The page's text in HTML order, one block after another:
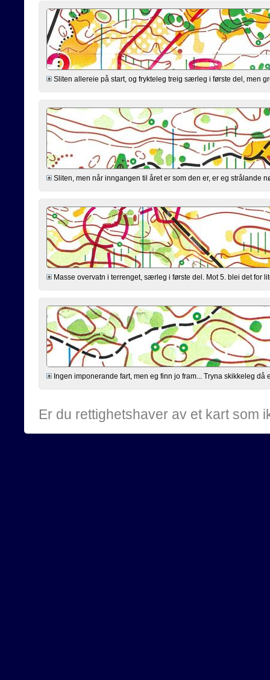
Sliten allereie på start, og frykteleg treig særleg i første del, men
Sliten, men når inngangen til året er som den er, er eg strålande
Masse overvatn i terrenget, særleg i første del. Mot 5. blei det for
Ingen imponerande fart, men eg finn jo fram... Tryna skikkeleg
Er du rettighetshaver av et kart